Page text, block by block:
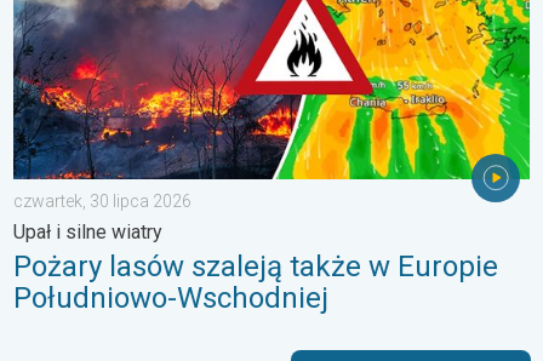
czwartek, 30 lipca 2026
Upał i silne wiatry
Pożary lasów szaleją także w Europie
Południowo-Wschodniej